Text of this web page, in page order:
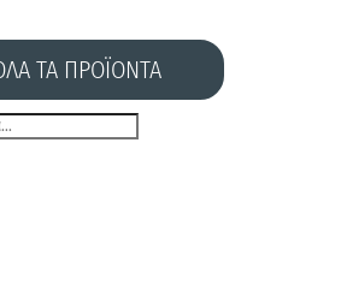
ΤΑ ΠΡΟΪΟΝΤΑ